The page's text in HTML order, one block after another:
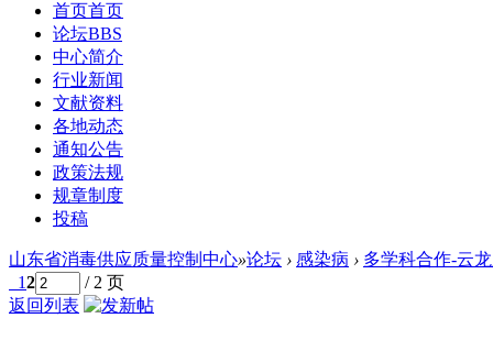
首页首页
论坛BBS
中心简介
行业新闻
文献资料
各地动态
通知公告
政策法规
规章制度
投稿
山东省消毒供应质量控制中心»论坛 › 感染病 › 多学科合作-云
12
/ 2 页
返回列表